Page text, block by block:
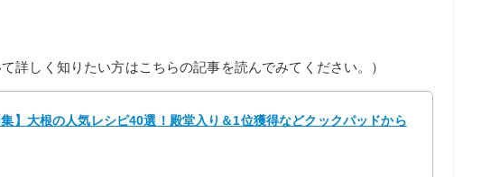
詳しく知りたい方はこちらの記事を読んでみてください。）
集】大根の人気レシピ40選！殿堂入り＆1位獲得などクックパッドから